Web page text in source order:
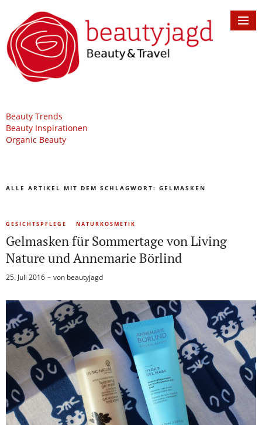
Beauty Trends
Beauty Inspirationen
Organic Beauty
ALLE ARTIKEL MIT DEM SCHLAGWORT: GELMASKEN
GESICHTSPFLEGE NATURKOSMETIK
Gelmasken für Sommertage von Living
Nature und Annemarie Börlind
25. Juli 2016 von beautyjagd